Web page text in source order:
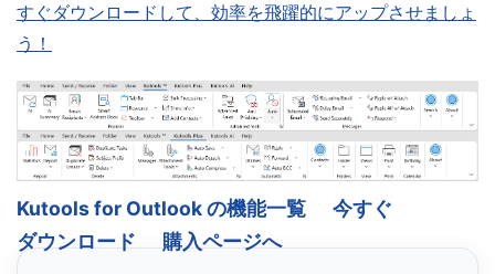
すぐダウンロードして、効率を飛躍的にアップさせましょ
う！
Kutools for Outlook の機能一覧
今すぐ
ダウンロード
購入ページへ